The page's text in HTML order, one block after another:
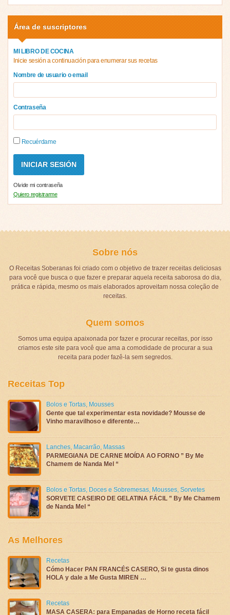
Área de suscriptores
MI LIBRO DE COCINA
Inicie sesión a continuación para enumerar sus recetas
Nombre de usuario o email
Contraseña
Recuérdame
Olvide mi contraseña
Quiero registrarme
Sobre nós
O Receitas Soberanas foi criado com o objetivo de trazer receitas deliciosas
para você que busca o que fazer e preparar aquela receita saborosa do dia,
prática e rápida, mesmo os mais elaborados aproveitam nossa coleção de
receitas.
Quem somos
Somos uma equipa apaixonada por fazer e procurar receitas, por isso
criamos este site para você que ama a comodidade de procurar a sua
receita para poder fazê-la sem segredos.
Receitas Top
Bolos e Tortas, Mousses
Gente que tal experimentar esta novidade? Mousse de
Vinho maravilhoso e diferente…
Lanches, Macarrão, Massas
PARMEGIANA DE CARNE MOÍDA AO FORNO ” By Me
Chamem de Nanda Mel “
Bolos e Tortas, Doces e Sobremesas, Mousses, Sorvetes
SORVETE CASEIRO DE GELATINA FÁCIL ” By Me Chamem
de Nanda Mel “
As Melhores
Recetas
Cómo Hacer PAN FRANCÉS CASERO, Si te gusta dinos
HOLA y dale a Me Gusta MIREN …
Recetas
MASA CASERA: para Empanadas de Horno receta fácil